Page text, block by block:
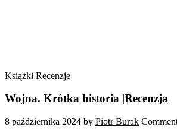
Książki Recenzje
Wojna. Krótka historia |Recenzja
8 października 2024 by Piotr Burak